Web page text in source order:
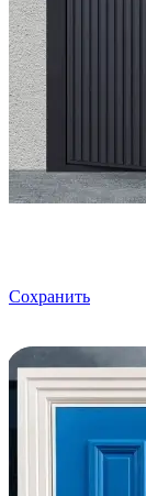
Сохранить